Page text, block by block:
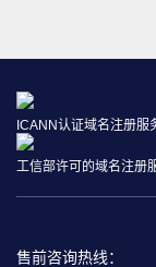
ICANN认证域名注册服
工信部许可的域名注册
售前咨询热线：